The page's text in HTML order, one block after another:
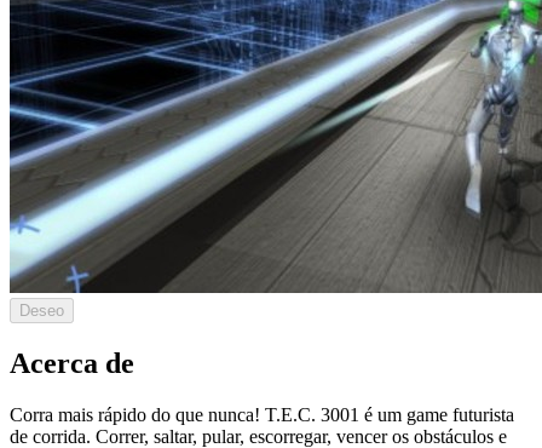
Deseo
Acerca de
Corra mais rápido do que nunca! T.E.C. 3001 é um game futurista
de corrida. Correr, saltar, pular, escorregar, vencer os obstáculos e